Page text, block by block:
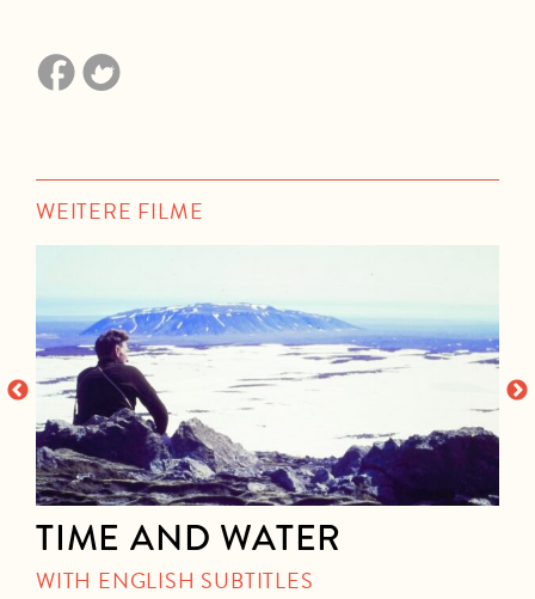
WEITERE FILME
TIME AND WATER
WITH ENGLISH SUBTITLES